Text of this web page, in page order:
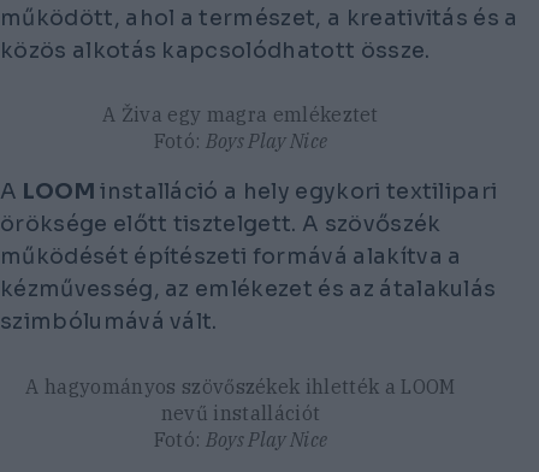
működött, ahol a természet, a kreativitás és a
közös alkotás kapcsolódhatott össze.
A Živa egy magra emlékeztet
Fotó: Boys Play Nice
A LOOM installáció a hely egykori textilipari
öröksége előtt tisztelgett. A szövőszék
működését építészeti formává alakítva a
kézművesség, az emlékezet és az átalakulás
szimbólumává vált.
A hagyományos szövőszékek ihlették a LOOM
nevű installációt
Fotó: Boys Play Nice